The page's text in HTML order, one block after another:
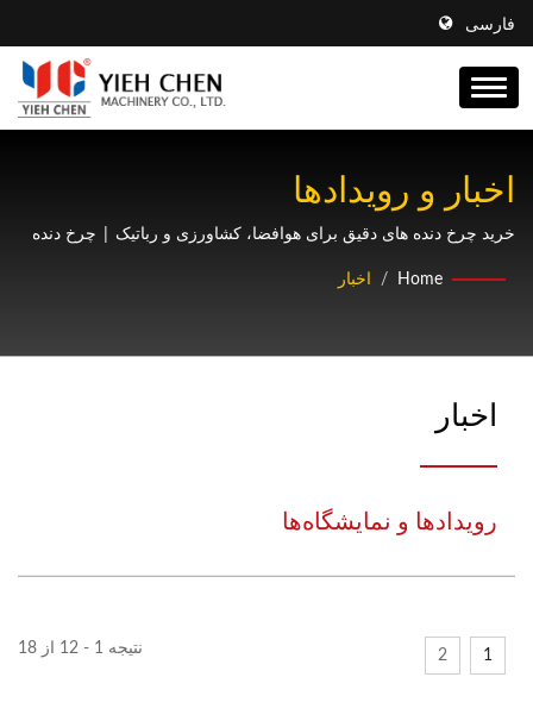
فارسی
اخبار و رویدادها
خرید چرخ دنده های دقیق برای هوافضا، کشاورزی و رباتیک | چرخ دنده
Home
/ اخبار
اخبار
رویدادها و نمایشگاه‌ها
نتیجه 1 - 12 از 18 1
2